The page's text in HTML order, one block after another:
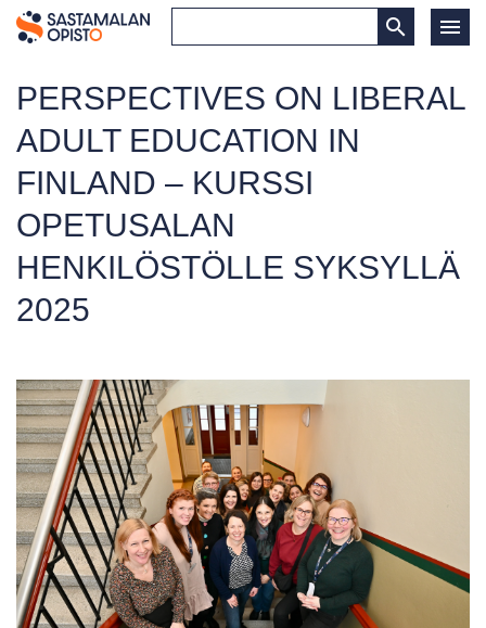
PERSPECTIVES ON LIBERAL
ADULT EDUCATION IN
FINLAND – KURSSI
OPETUSALAN
HENKILÖSTÖLLE SYKSYLLÄ
2025